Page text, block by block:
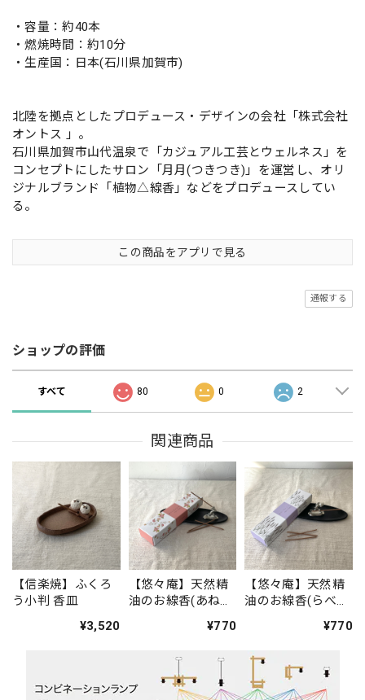
・容量：約40本
・燃焼時間：約10分
・生産国：日本(石川県加賀市)
北陸を拠点としたプロデュース・デザインの会社「株式会社
オントス 」。
石川県加賀市山代温泉で「カジュアル工芸とウェルネス」を
コンセプトにしたサロン「月月(つきつき)」を運営し、オリ
ジナルブランド「植物△線香」などをプロデュースしてい
る。
この商品をアプリで見る
通報する
ショップの評価
すべて 80 0 2
関連商品
【信楽焼】ふくろ
う小判 香皿
¥3,520
【悠々庵】天然精
油のお線香(あねも
¥770
【悠々庵】天然精
油のお線香(らべん
¥770